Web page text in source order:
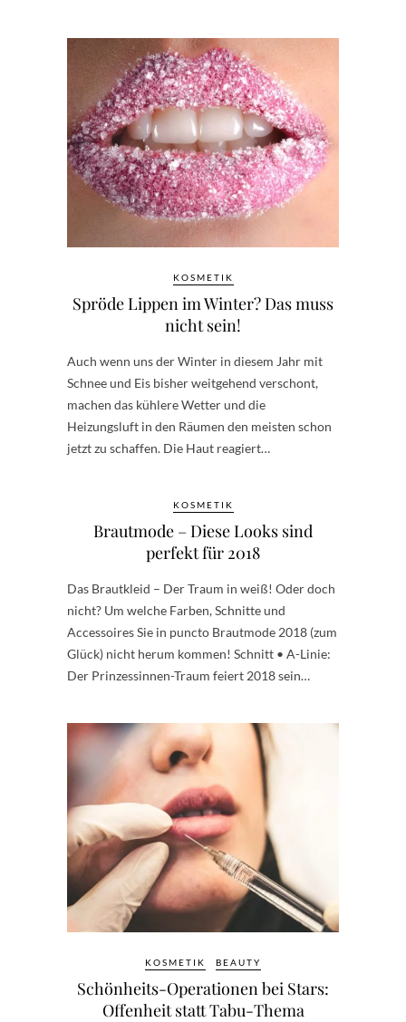
KOSMETIK
Spröde Lippen im Winter? Das muss
nicht sein!
Auch wenn uns der Winter in diesem Jahr mit
Schnee und Eis bisher weitgehend verschont,
machen das kühlere Wetter und die
Heizungsluft in den Räumen den meisten schon
jetzt zu schaffen. Die Haut reagiert…
KOSMETIK
Brautmode – Diese Looks sind
perfekt für 2018
Das Brautkleid – Der Traum in weiß! Oder doch
nicht? Um welche Farben, Schnitte und
Accessoires Sie in puncto Brautmode 2018 (zum
Glück) nicht herum kommen! Schnitt • A-Linie:
Der Prinzessinnen-Traum feiert 2018 sein…
KOSMETIK BEAUTY
Schönheits-Operationen bei Stars:
Offenheit statt Tabu-Thema